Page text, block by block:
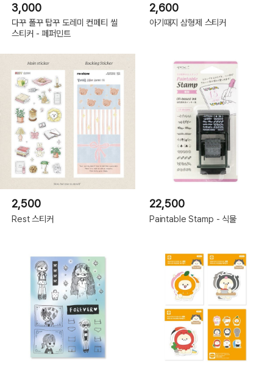
3,000
다꾸 폴꾸 탑꾸 도레미 컨페티 씰
스티커 - 페퍼민트
2,600
아기때지 삼형제 스티커
2,500
Rest 스티커
22,500
Paintable Stamp - 식물